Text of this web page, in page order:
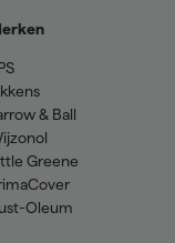
& Ball
Greene
Oleum